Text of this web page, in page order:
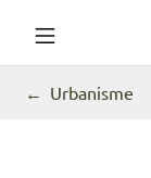
contenu
Urbanisme